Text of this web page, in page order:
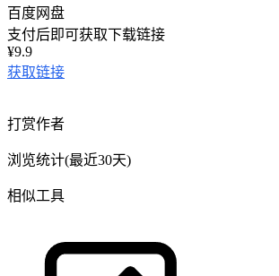
百度网盘
支付后即可获取下载链接
¥9.9
获取链接
打赏作者
浏览统计(最近30天)
相似工具